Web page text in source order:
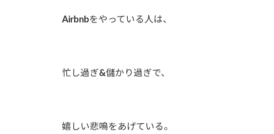
Airbnbをやっている人は、
忙し過ぎ&儲かり過ぎで、
嬉しい悲鳴をあげている。